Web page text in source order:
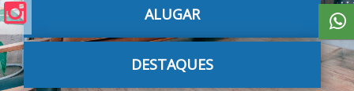
ALUGAR
DESTAQUES